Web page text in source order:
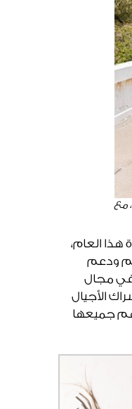
مع
هذا العام،
ودعم
في مجال
الأجيال
جميعها